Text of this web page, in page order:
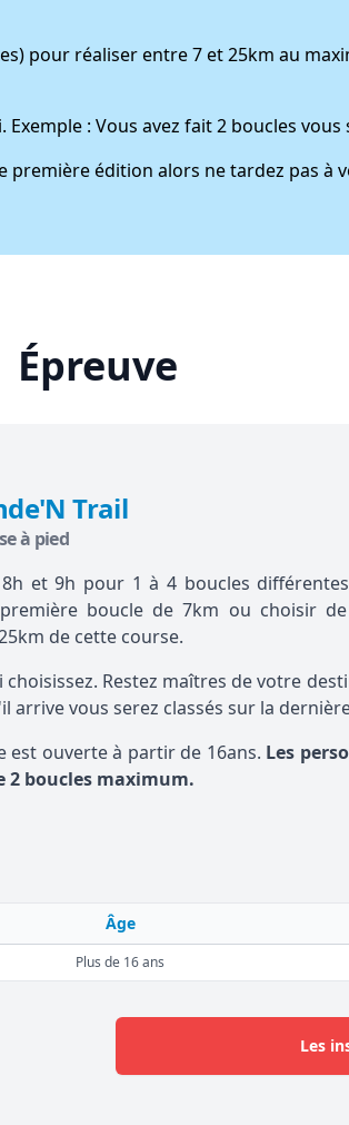
pour réaliser entre 7 et 25km au
: Vous avez fait 2 boucles
édition alors ne tardez pas à
Épreuve
Trail
à pied
et 9h pour 1 à 4 boucles
boucle de 7km ou choisir
de cette course.
choisissez. Restez maîtres de votre
arrive vous serez classés sur la
est ouverte à partir de 16ans. Les
2 boucles maximum.
Âge
Plus de 16 ans
Les